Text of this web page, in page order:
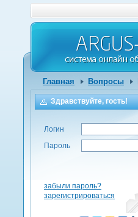
Главная Вопросы
Здравствуйте, гость!
Логин
Пароль
забыли пароль?
зарегистрироваться